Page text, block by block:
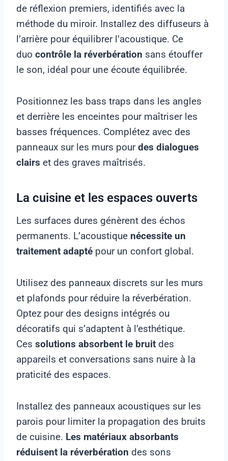
de réflexion premiers, identifiés avec la
méthode du miroir. Installez des diffuseurs à
l’arrière pour équilibrer l’acoustique. Ce
duo contrôle la réverbération sans étouffer
le son, idéal pour une écoute équilibrée.
Positionnez les bass traps dans les angles
et derrière les enceintes pour maîtriser les
basses fréquences. Complétez avec des
panneaux sur les murs pourdes dialogues
clairs et des graves maîtrisés.
La cuisine et les espaces ouverts
Les surfaces dures génèrent des échos
permanents. L’acoustique nécessite un
traitement adapté pour un confort global.
Utilisez des panneaux discrets sur les murs
et plafonds pour réduire la réverbération.
Optez pour des designs intégrés ou
décoratifs qui s’adaptent à l’esthétique.
Ces solutions absorbent le bruit des
appareils et conversations sans nuire à la
praticité des espaces.
Installez des panneaux acoustiques sur les
parois pour limiter la propagation des bruits
de cuisine. Les matériaux absorbants
réduisent la réverbération des sons